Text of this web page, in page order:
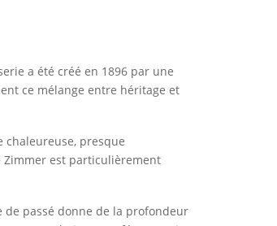
a été créé en 1896 par une
ce mélange entre héritage et
chaleureuse, presque
Zimmer est particulièrement
de passé donne de la profondeur